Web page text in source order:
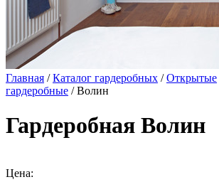
Главная /Каталог гардеробных /Открытые
гардеробные / Волин
Гардеробная Волин
Цена: